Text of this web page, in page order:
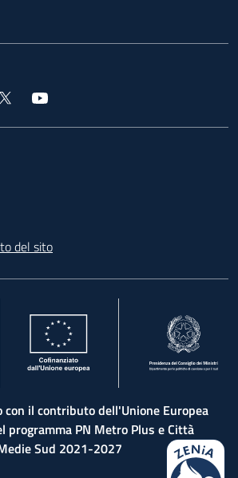
del sito
con il contributo dell'Unione Europea
programma PN Metro Plus e Città
Sud 2021-2027